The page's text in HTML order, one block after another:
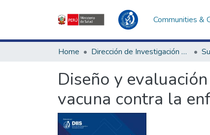
Communities &
Home Dirección de Investigación e Innovación en Salud
Diseño y
vacuna contra la